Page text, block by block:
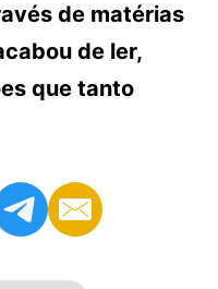
de matérias
de ler,
que tanto